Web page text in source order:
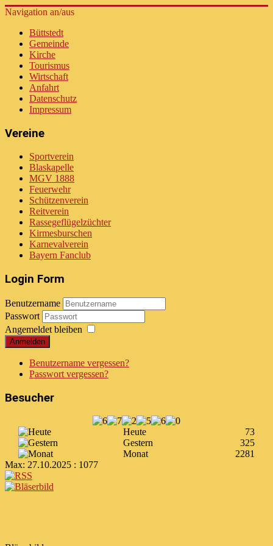
Navigation an/aus
Büttstedt
Gemeinde
Kirche
Tourismus
Wirtschaft
Anfahrt
Datenschutz
Impressum
Vereine
Sportverein
Blaskapelle
MGV 1888
Feuerwehr
Schützenverein
Reitverein
Rassegeflügelzüchter
Kirmesburschen
Karnevalverein
Bayern Fanclub
Login Form
Benutzername
Passwort
Angemeldet bleiben
Anmelden
Benutzername vergessen?
Passwort vergessen?
Besucher
Heute
73
Gestern
325
Monat
2281
Max: 27.10.2025 : 1077